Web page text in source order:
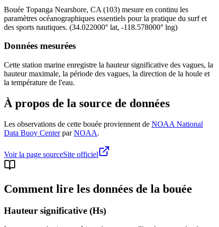
Bouée Topanga Nearshore, CA (103) mesure en continu les
paramètres océanographiques essentiels pour la pratique du surf et
des sports nautiques. (34.022000° lat, -118.578000° lng)
Données mesurées
Cette station marine enregistre la hauteur significative des vagues, la
hauteur maximale, la période des vagues, la direction de la houle et
la température de l'eau.
À propos de la source de données
Les observations de cette bouée proviennent de NOAA National
Data Buoy Center par NOAA.
Voir la page sourceSite officiel
Comment lire les données de la bouée
Hauteur significative (Hs)